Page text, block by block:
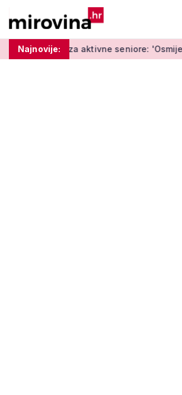
Najnovije:
seniore: 'Osmijeh, topla riječ i